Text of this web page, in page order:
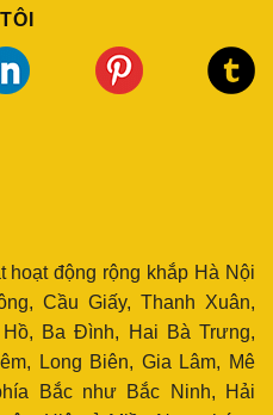
hoạt động rộng khắp Hà Nội
Cầu Giấy, Thanh Xuân,
Ba Đình, Hai Bà Trưng,
Long Biên, Gia Lâm, Mê
Bắc như Bắc Ninh, Hải